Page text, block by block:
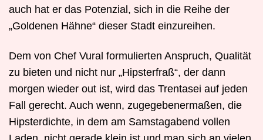
auch hat er das Potenzial, sich in die Reihe der
„Goldenen Hähne“ dieser Stadt einzureihen.
Dem von Chef Vural formulierten Anspruch, Qualität
zu bieten und nicht nur „Hipsterfraß“, der dann
morgen wieder out ist, wird das Trentasei auf jeden
Fall gerecht. Auch wenn, zugegebenermaßen, die
Hipsterdichte, in dem am Samstagabend vollen